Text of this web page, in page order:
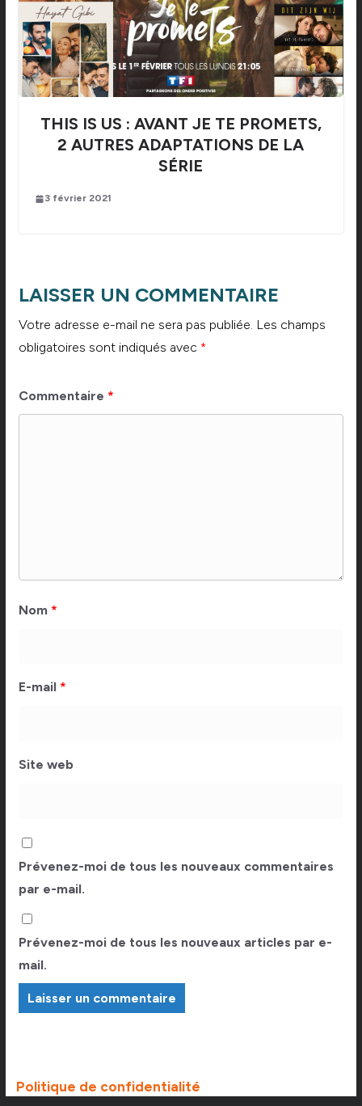
THIS IS US : AVANT JE TE PROMETS,
2 AUTRES ADAPTATIONS DE LA
SÉRIE
3 février 2021
LAISSER UN COMMENTAIRE
Votre adresse e-mail ne sera pas publiée. Les champs
obligatoires sont indiqués avec *
Commentaire *
Nom *
E-mail *
Site web
Prévenez-moi de tous les nouveaux commentaires
par e-mail.
Prévenez-moi de tous les nouveaux articles par e-
mail.
Politique de confidentialité